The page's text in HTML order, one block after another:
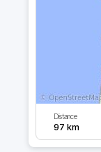
Distance
97 km